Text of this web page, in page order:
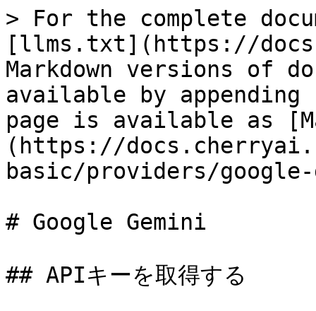
> For the complete
[llms.txt](https://
Markdown versions of
available by
page is available as
(https://
basic/providers/
# Google Gemini
## APIキーを取得する